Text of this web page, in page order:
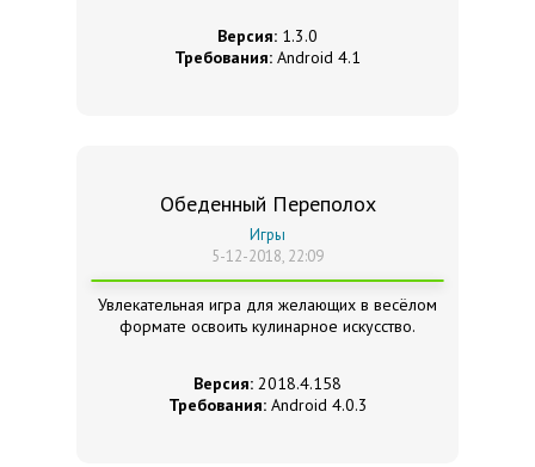
Версия: 1.3.0
Требования: Android 4.1
Обеденный Переполох
Игры
5-12-2018, 22:09
Увлекательная игра для желающих в весёлом
формате освоить кулинарное искусство.
Версия: 2018.4.158
Требования: Android 4.0.3